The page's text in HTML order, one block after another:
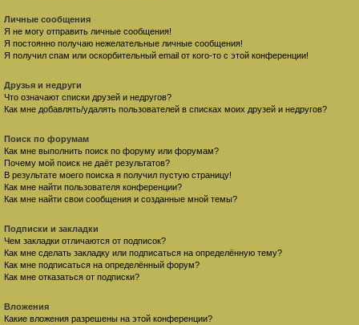
Личные сообщения
Я не могу отправить личные сообщения!
Я постоянно получаю нежелательные личные сообщения!
Я получил спам или оскорбительный email от кого-то с этой конференции!
Друзья и недруги
Что означают списки друзей и недругов?
Как мне добавлять/удалять пользователей в списках моих друзей и недругов?
Поиск по форумам
Как мне выполнить поиск по форуму или форумам?
Почему мой поиск не даёт результатов?
В результате моего поиска я получил пустую страницу!
Как мне найти пользователя конференции?
Как мне найти свои сообщения и созданные мной темы?
Подписки и закладки
Чем закладки отличаются от подписок?
Как мне сделать закладку или подписаться на определённую тему?
Как мне подписаться на определённый форум?
Как мне отказаться от подписки?
Вложения
Какие вложения разрешены на этой конференции?